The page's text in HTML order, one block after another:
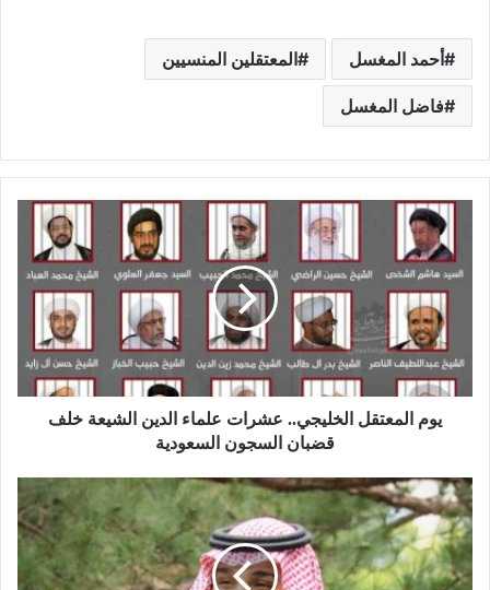
أحمد المغسل المعتقلين المنسيين
فاضل المغسل
يوم المعتقل الخليجي.. عشرات علماء الدين الشيعة خلف
قضبان السجون السعودية